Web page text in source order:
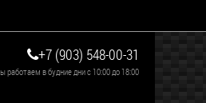
+7 (903) 548-00-31
работаем в будние дни с 10:00 до 18:00